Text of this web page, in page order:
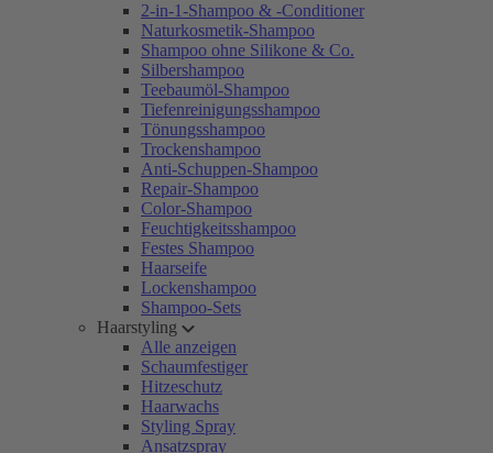
2-in-1-Shampoo & -Conditioner
Naturkosmetik-Shampoo
Shampoo ohne Silikone & Co.
Silbershampoo
Teebaumöl-Shampoo
Tiefenreinigungsshampoo
Tönungsshampoo
Trockenshampoo
Anti-Schuppen-Shampoo
Repair-Shampoo
Color-Shampoo
Feuchtigkeitsshampoo
Festes Shampoo
Haarseife
Lockenshampoo
Shampoo-Sets
Haarstyling
Alle anzeigen
Schaumfestiger
Hitzeschutz
Haarwachs
Styling Spray
Ansatzspray